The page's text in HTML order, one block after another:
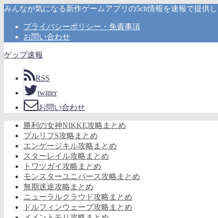
みんなが気になる新作ゲームアプリの5ch情報を速報で提供
プライバシーポリシー・免責事項
お問い合わせ
ゲップ速報
RSS
twitter
お問い合わせ
勝利の女神NIKKE攻略まとめ
ブルリフS攻略まとめ
エンゲージキル攻略まとめ
スターレイル攻略まとめ
トワツガイ攻略まとめ
モンスターユニバース攻略まとめ
無期迷途攻略まとめ
ニューラルクラウド攻略まとめ
ドルフィンウェーブ攻略まとめ